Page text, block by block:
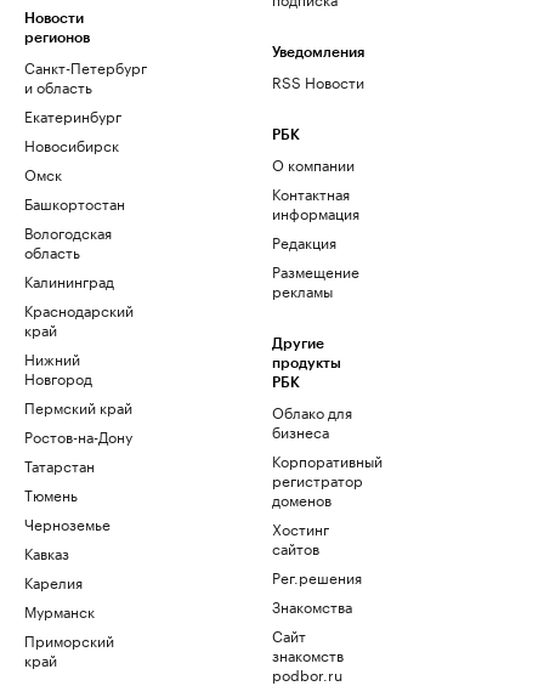
Новости
регионов
Санкт-Петербург
и область
Екатеринбург
Новосибирск
Омск
Башкортостан
Вологодская
область
Калининград
Краснодарский
край
Нижний
Новгород
Пермский край
Ростов-на-Дону
Татарстан
Тюмень
Черноземье
Кавказ
Карелия
Мурманск
Приморский
край
Уведомления
RSS Новости
РБК
О компании
Контактная
информация
Редакция
Размещение
рекламы
Другие
продукты
РБК
Облако для
бизнеса
Корпоративный
регистратор
доменов
Хостинг
сайтов
Рег.решения
Знакомства
Сайт
знакомств
podbor.ru